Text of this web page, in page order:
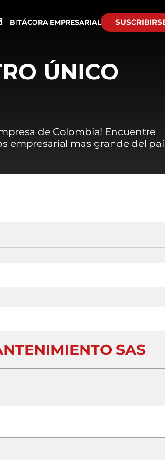
BITÁCORA EMPRESARIAL
ÚNICO
de Colombia! Encuentre
empresarial mas grande del
SAS